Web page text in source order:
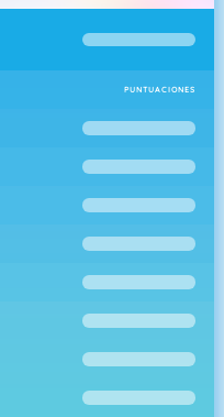
PUNTUACIONES